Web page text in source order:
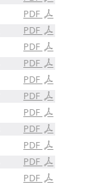
PDF
PDF
PDF
PDF
PDF
PDF
PDF
PDF
PDF
PDF
PDF